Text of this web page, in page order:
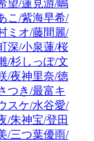
望/蓮見游/嶋
こ/紫海早希/
ミオ/藤間麗/
深/小泉蓮/桜
/杉しっぽ/文
/夜神里奈/徳
つき/最富キ
スケ/水谷愛/
/朱神宝/登田
/三つ葉優雨/